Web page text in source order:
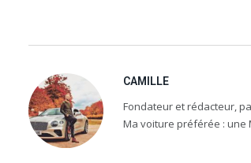
CAMILLE
Fondateur et rédacteur,
Ma voiture préférée : une